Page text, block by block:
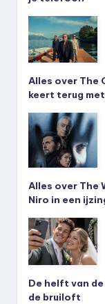
Alles over The
keert terug
Alles over The
Niro in een
De helft van
de bruiloft